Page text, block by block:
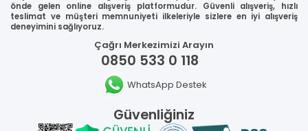
önde gelen online alışveriş platformudur. Güvenli alışveriş, hızlı
teslimat ve müşteri memnuniyeti ilkeleriyle sizlere en iyi alışveriş
deneyimini sağlıyoruz.
Çağrı Merkezimizi Arayın
0850 533 0 118
WhatsApp Destek
Güvenliğiniz